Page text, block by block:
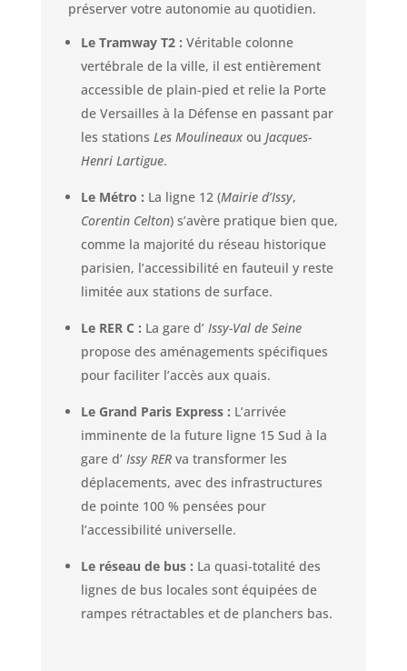
préserver votre autonomie au quotidien.
Le Tramway T2 : Véritable colonne
vertébrale de la ville, il est entièrement
accessible de plain-pied et relie la Porte
de Versailles à la Défense en passant par
les stations Les Moulineauxou Jacques-
Henri Lartigue.
Le Métro : La ligne 12 (Mairie d’Issy,
Corentin Celton) s’avère pratique bien que,
comme la majorité du réseau historique
parisien, l’accessibilité en fauteuil y reste
limitée aux stations de surface.
Le RER C : La gare d’ Issy-Val de Seine
propose des aménagements spécifiques
pour faciliter l’accès aux quais.
Le Grand Paris Express : L’arrivée
imminente de la future ligne 15 Sud à la
gare d’ Issy RERva transformer les
déplacements, avec des infrastructures
de pointe 100 % pensées pour
l’accessibilité universelle.
Le réseau de bus : La quasi-totalité des
lignes de bus locales sont équipées de
rampes rétractables et de planchers bas.